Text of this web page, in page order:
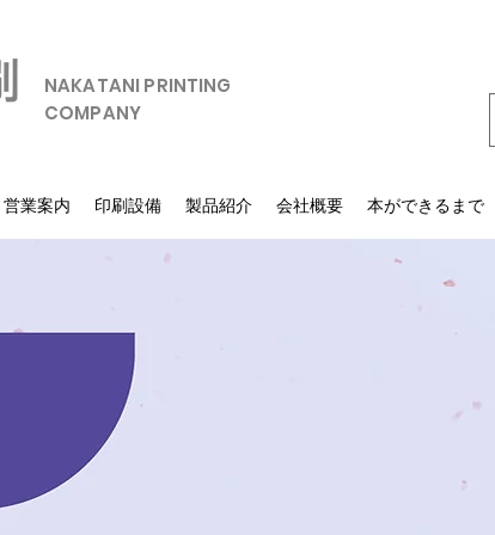
NAKATANI PRINTING
COMPANY
営業案内 印刷設備 製品紹介 会社概要 本ができるまで